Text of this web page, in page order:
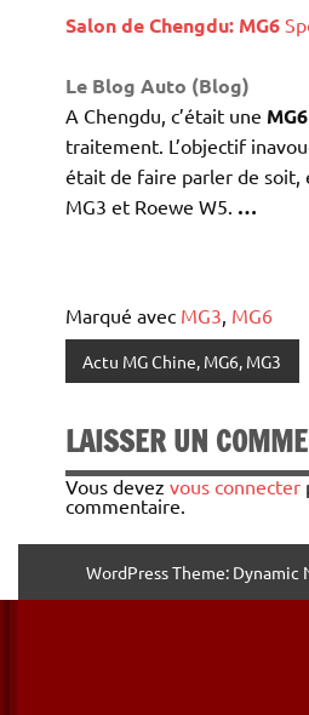
Salon de Chengdu: MG6
Le Blog Auto (Blog)
A Chengdu, c’était une MG6
traitement. L’objectif
était de faire parler de soit,
MG3 et Roewe W5. …
Marqué avec MG3, MG6
Actu MG Chine, MG6, MG3
LAISSER UN
Vous devez vous connecter
commentaire.
WordPress Theme: Dynamic